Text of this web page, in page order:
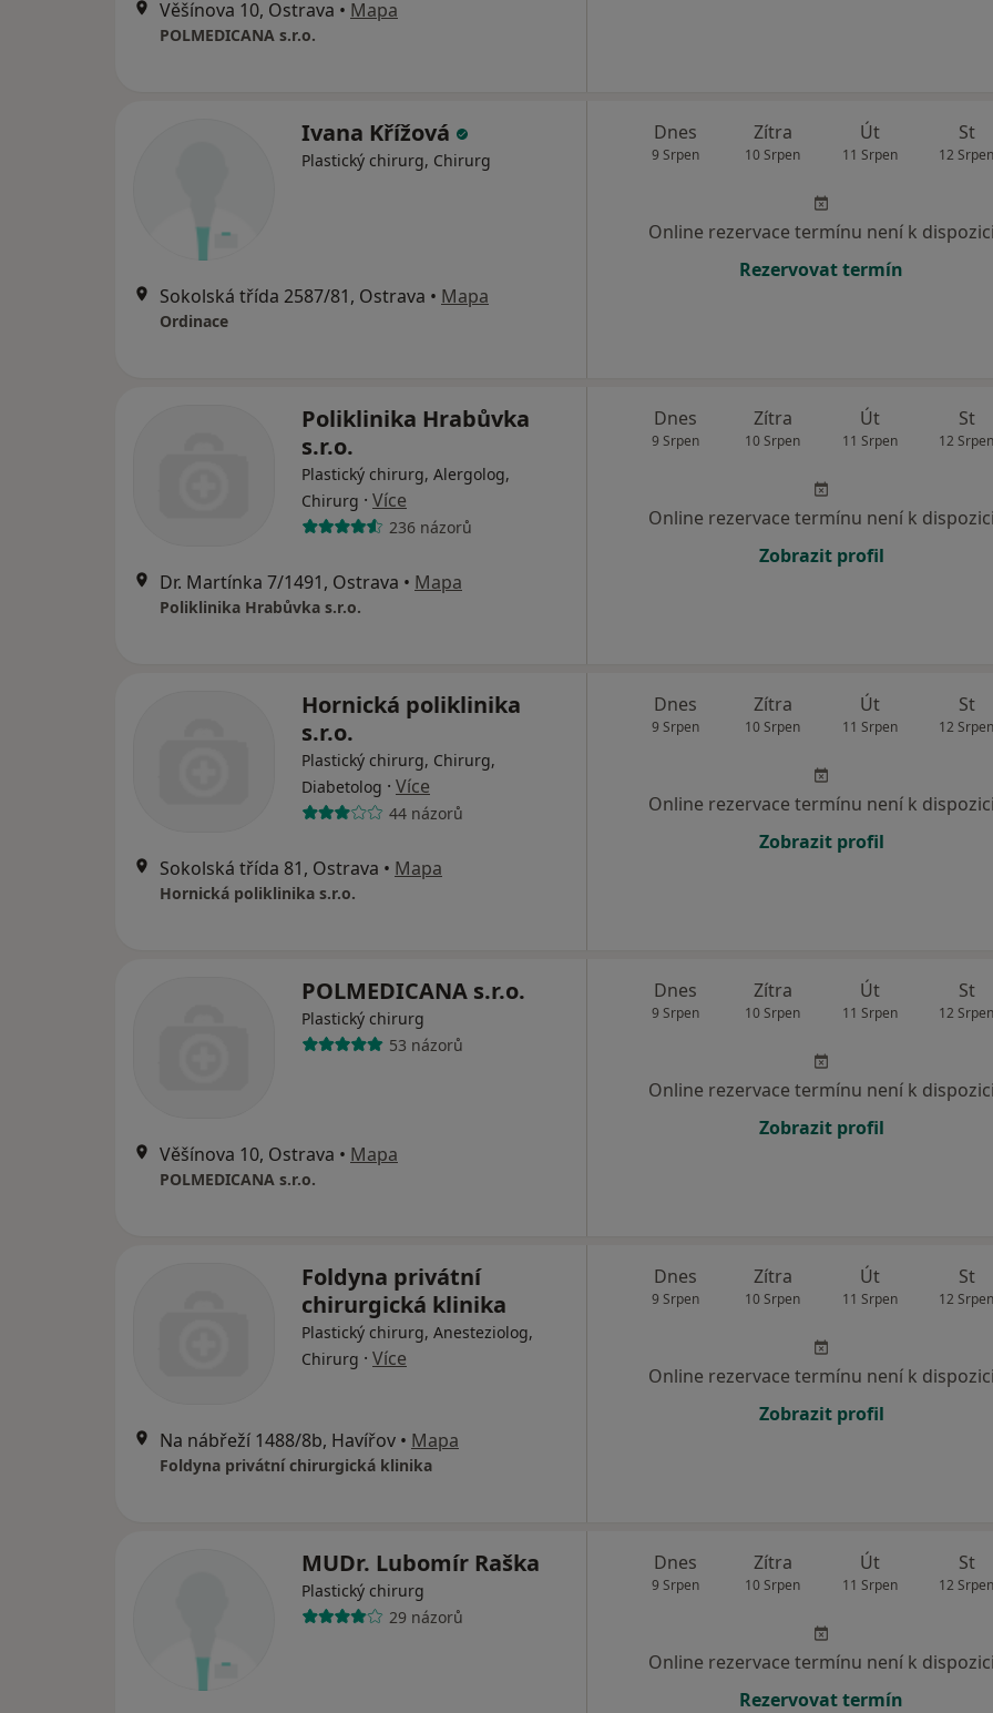
Věšínova 10, Ostrava • Mapa
POLMEDICANA s.r.o.
Ivana Křížová
Plastický chirurg, Chirurg
Sokolská třída 2587/81, Ostrava • Mapa
Ordinace
Dnes
9 Srpen
Zítra
10 Srpen
Út
11 Srpen
St
12 Srpen
Online rezervace termínu není k dispozici
Rezervovat termín
Poliklinika Hrabůvka
s.r.o.
Plastický chirurg, Alergolog,
Chirurg · Více
236 názorů
Dr. Martínka 7/1491, Ostrava • Mapa
Poliklinika Hrabůvka s.r.o.
Dnes
9 Srpen
Zítra
10 Srpen
Út
11 Srpen
St
12 Srpen
Online rezervace termínu není k dispozici
Zobrazit profil
Hornická poliklinika
s.r.o.
Plastický chirurg, Chirurg,
Diabetolog · Více
44 názorů
Sokolská třída 81, Ostrava • Mapa
Hornická poliklinika s.r.o.
Dnes
9 Srpen
Zítra
10 Srpen
Út
11 Srpen
St
12 Srpen
Online rezervace termínu není k dispozici
Zobrazit profil
POLMEDICANA s.r.o.
Plastický chirurg
53 názorů
Věšínova 10, Ostrava • Mapa
POLMEDICANA s.r.o.
Dnes
9 Srpen
Zítra
10 Srpen
Út
11 Srpen
St
12 Srpen
Online rezervace termínu není k dispozici
Zobrazit profil
Foldyna privátní
chirurgická klinika
Plastický chirurg, Anesteziolog,
Chirurg · Více
Na nábřeží 1488/8b, Havířov • Mapa
Foldyna privátní chirurgická klinika
Dnes
9 Srpen
Zítra
10 Srpen
Út
11 Srpen
St
12 Srpen
Online rezervace termínu není k dispozici
Zobrazit profil
MUDr. Lubomír Raška
Plastický chirurg
29 názorů
Dnes
9 Srpen
Zítra
10 Srpen
Út
11 Srpen
St
12 Srpen
Online rezervace termínu není k dispozici
Rezervovat termín